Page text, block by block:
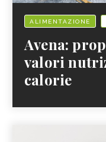
ALIMENTAZIONE
Avena:
valori
calorie